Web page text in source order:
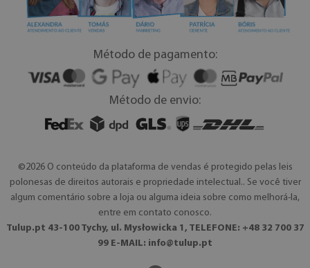
Método de pagamento:
Método de envio:
©2026 O conteúdo da plataforma de vendas é protegido pelas leis
polonesas de direitos autorais e propriedade intelectual.. Se você tiver
algum comentário sobre a loja ou alguma ideia sobre como melhorá-la,
entre em contato conosco.
Tulup.pt 43-100 Tychy, ul. Mysłowicka 1, TELEFONE: +48 32 700 37
99 E-MAIL: info@tulup.pt